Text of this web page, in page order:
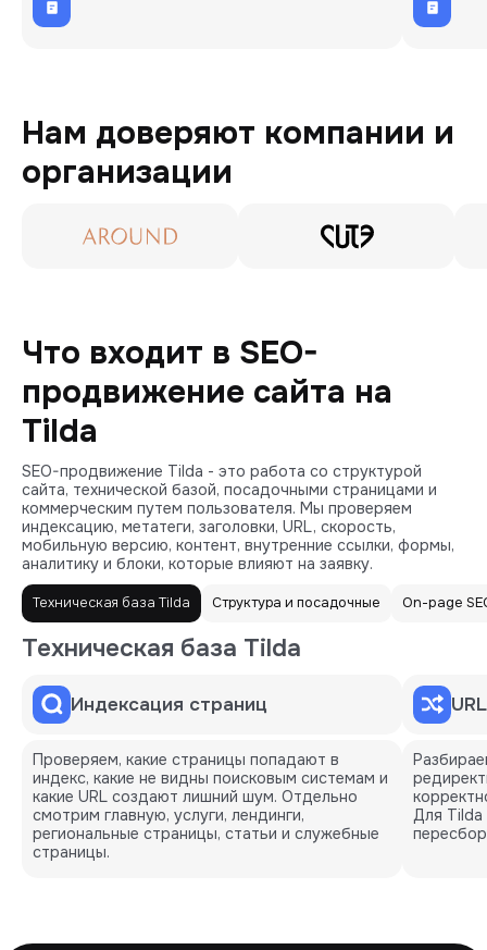
Нам доверяют компании и
организации
Что входит в SEO-
продвижение сайта на
Tilda
SEO-продвижение Tilda - это работа со структурой
сайта, технической базой, посадочными страницами и
коммерческим путем пользователя. Мы проверяем
индексацию, метатеги, заголовки, URL, скорость,
мобильную версию, контент, внутренние ссылки, формы,
аналитику и блоки, которые влияют на заявку.
Техническая база Tilda Структура и посадочные On-page
Техническая база Tilda
Индексация страниц
Проверяем, какие страницы попадают в
индекс, какие не видны поисковым системам и
какие URL создают лишний шум. Отдельно
смотрим главную, услуги, лендинги,
региональные страницы, статьи и служебные
страницы.
Для Tilda